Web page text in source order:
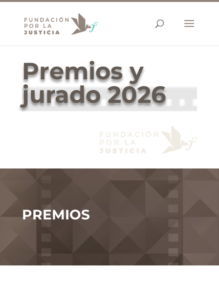
Premios y
jurado 2026
PREMIOS